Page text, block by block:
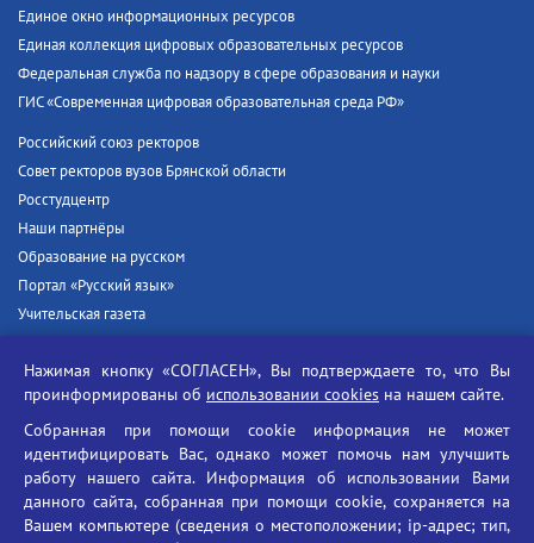
Единое окно информационных ресурсов
Единая коллекция цифровых образовательных ресурсов
Федеральная служба по надзору в сфере образования и науки
ГИС «Современная цифровая образовательная среда РФ»
Российский союз ректоров
Совет ректоров вузов Брянской области
Росстудцентр
Наши партнёры
Образование на русском
Портал «Русский язык»
Учительская газета
Единый портал государственных услуг
Противодействие угрозам информационной безопасности
Социальные ролики - Генеральная прокуратура РФ
Противодействие коррупции
БГУ против наркотиков
Нажимая кнопку «СОГЛАСЕН», Вы подтверждаете то, что Вы
проинформированы об использовании cookies на нашем сайте.
Собранная при помощи cookie информация не может
идентифицировать Вас, однако может помочь нам улучшить
работу нашего сайта. Информация об использовании Вами
данного сайта, собранная при помощи cookie, сохраняется на
Вашем компьютере (сведения о местоположении; ip-адрес; тип,